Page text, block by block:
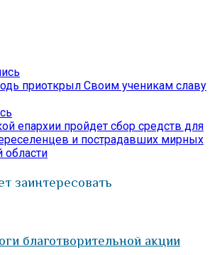
запись:
приоткрыл Своим ученикам славу
запись:
епархии пройдет сбор средств для
и пострадавших мирных
области
заинтересовать
благотворительной акции